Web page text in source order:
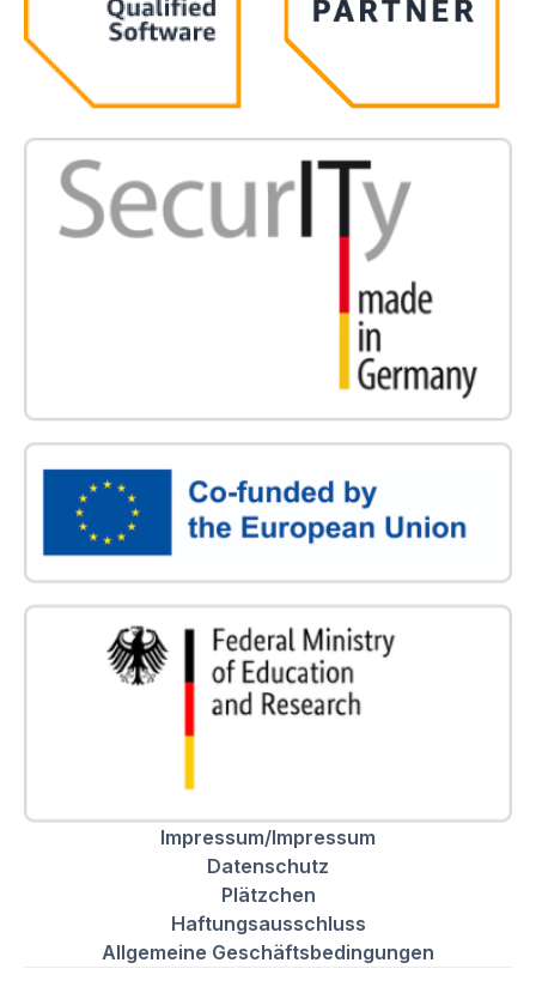
Impressum/Impressum
Datenschutz
Plätzchen
Haftungsausschluss
Allgemeine Geschäftsbedingungen